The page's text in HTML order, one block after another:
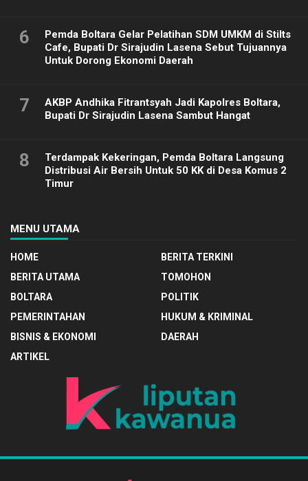
6
Pemda Boltara Gelar Pelatihan SDM UMKM di Stilts
Cafe, Bupati Dr Sirajudin Lasena Sebut Tujuannya
Untuk Dorong Ekonomi Daerah
7
AKBP Andhika Fitrantsyah Jadi Kapolres Boltara,
Bupati Dr Sirajudin Lasena Sambut Hangat
8
Terdampak Kekeringan, Pemda Boltara Langsung
Distribusi Air Bersih Untuk 50 KK di Desa Komus 2
Timur
MENU UTAMA
HOME
BERITA TERKINI
BERITA UTAMA
TOMOHON
BOLTARA
POLITIK
PEMERINTAHAN
HUKUM & KRIMINAL
BISNIS & EKONOMI
DAERAH
ARTIKEL